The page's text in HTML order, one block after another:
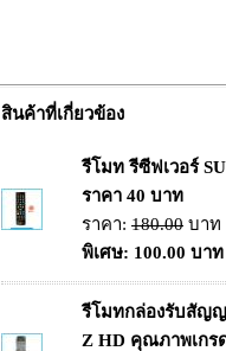
สินค้าที่เกี่ยวข้อง
รีโมท รีซีฟเวอร์
ราคา 40 บาท
ราคา: 180.00 บาท
พิเศษ: 100.00 บาท
รีโมทกล่องรับสัญ
Z HD คุณภาพเกร